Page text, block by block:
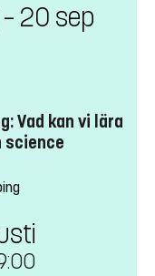
20 sep
Vad kan vi lära
science